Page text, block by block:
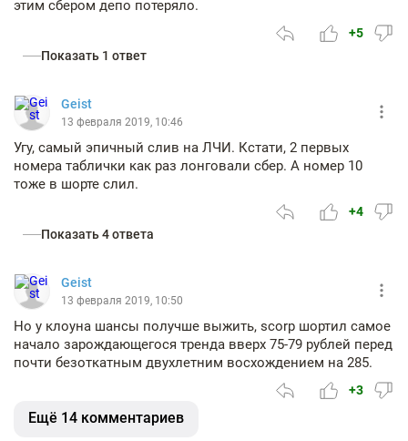
этим сбером депо потеряло.
+5
Показать 1 ответ
Geist
13 февраля 2019, 10:46
Угу, самый эпичный слив на ЛЧИ. Кстати, 2 первых
номера таблички как раз лонговали сбер. А номер 10
тоже в шорте слил.
+4
Показать 4 ответа
Geist
13 февраля 2019, 10:50
Но у клоуна шансы получше выжить, scorp шортил самое
начало зарождающегося тренда вверх 75-79 рублей перед
почти безоткатным двухлетним восхождением на 285.
+3
Ещё 14 комментариев